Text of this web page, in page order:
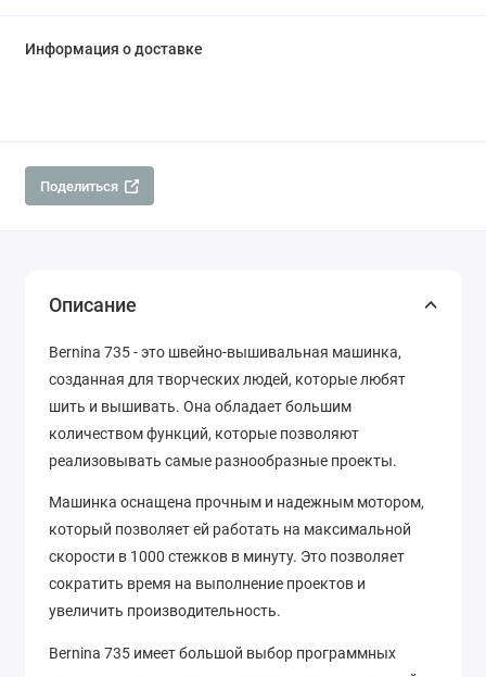
Информация о доставке
Поделиться
Описание
Bernina 735 - это швейно-вышивальная машинка,
созданная для творческих людей, которые любят
шить и вышивать. Она обладает большим
количеством функций, которые позволяют
реализовывать самые разнообразные проекты.
Машинка оснащена прочным и надежным мотором,
который позволяет ей работать на максимальной
скорости в 1000 стежков в минуту. Это позволяет
сократить время на выполнение проектов и
увеличить производительность.
Bernina 735 имеет большой выбор программных